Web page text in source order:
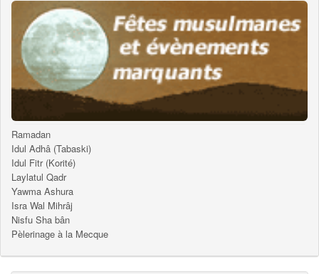
Ramadan
Idul Adhâ (Tabaski)
Idul Fitr (Korité)
Laylatul Qadr
Yawma Ashura
Isra Wal Mihrâj
Nisfu Sha bân
Pèlerinage à la Mecque